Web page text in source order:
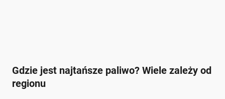
Gdzie jest najtańsze paliwo? Wiele zależy od
regionu